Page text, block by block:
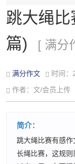
跳大绳
篇)
[ 满分
满分作文 时间
作者：文/会员上传
简介：
跳大绳比赛有感
长绳比赛，这规